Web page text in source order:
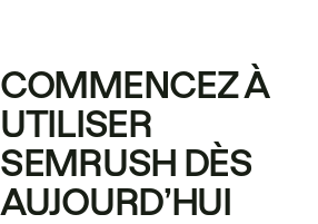
COMMENCEZ À
UTILISER
SEMRUSH DÈS
AUJOURD’HUI